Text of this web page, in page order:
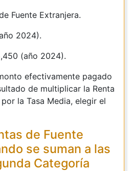
Fuente Extranjera.
2024).
(año 2024).
efectivamente pagado
de multiplicar la Renta
la Tasa Media, elegir el
de Fuente
se suman a las
Categoría